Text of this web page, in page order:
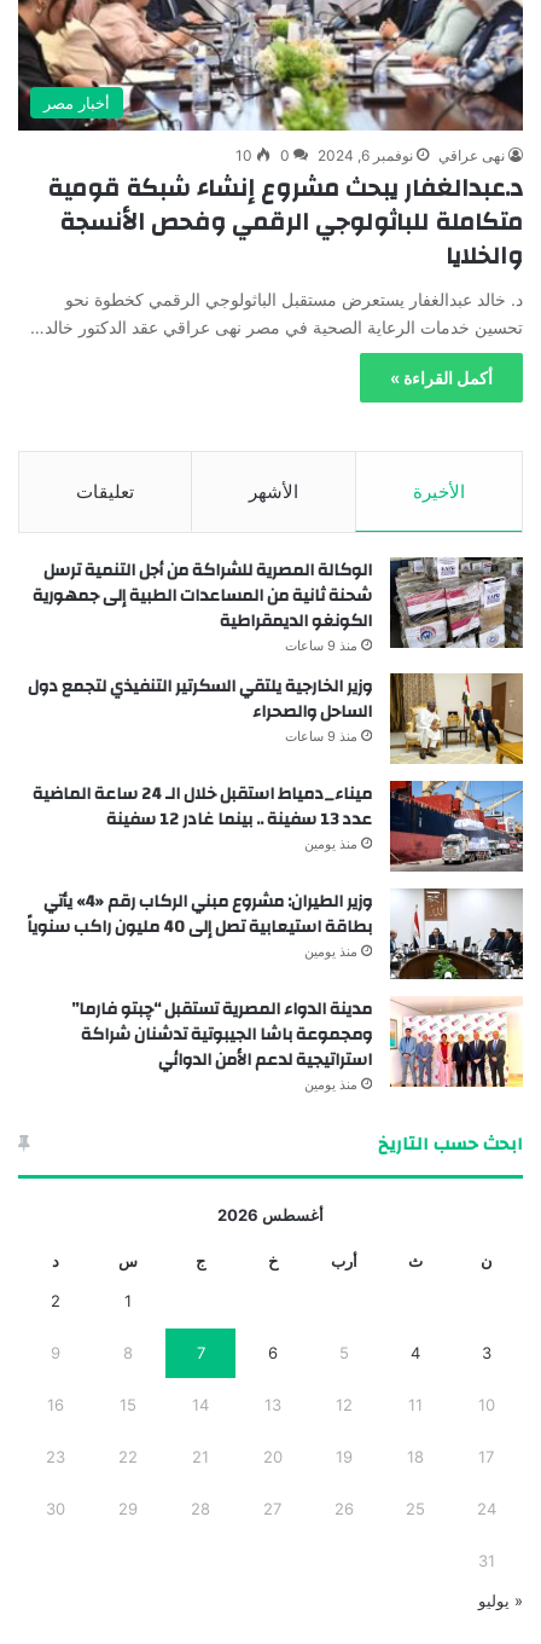
أخبار مصر
نهى عراقي نوفمبر 6, 2024 0
10
د.عبدالغفار يبحث مشروع إنشاء شبكة قومية
متكاملة للباثولوجي الرقمي وفحص الأنسجة
والخلايا
د. خالد عبدالغفار يستعرض مستقبل الباثولوجي الرقمي كخطوة نحو
تحسين خدمات الرعاية الصحية في مصر نهى عراقي عقد الدكتور خالد…
أكمل القراءة »
الأخيرة الأشهر تعليقات
الوكالة المصرية للشراكة من أجل التنمية ترسل
شحنة ثانية من المساعدات الطبية إلى جمهورية
الكونغو الديمقراطية
منذ 9 ساعات
وزير الخارجية يلتقي السكرتير التنفيذي لتجمع دول
الساحل والصحراء
منذ 9 ساعات
ميناء_دمياط استقبل خلال الـ 24 ساعة الماضية
عدد 13 سفينة .. بينما غادر 12 سفينة
منذ يومين
وزير الطيران: مشروع مبني الركاب رقم «4» يأتي
بطاقة استيعابية تصل إلى 40 مليون راكب سنوياً
منذ يومين
مدينة الدواء المصرية تستقبل “چبتو فارما”
ومجموعة باشا الجيبوتية تدشنان شراكة
استراتيجية لدعم الأمن الدوائي
منذ يومين
ابحث حسب التاريخ
أغسطس 2026
ن ث أرب خ ج س د
1
2
3
4
5
6
7
8
9
10
11
12
13
14
15
16
17
18
19
20
21
22
23
24
25
26
27
28
29
30
31
« يوليو